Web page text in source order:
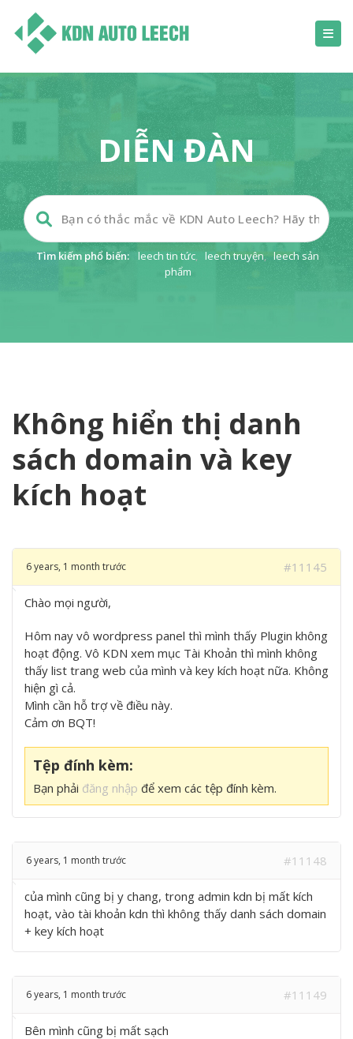
DIỄN ĐÀN
Tìm kiếm phổ biến: leech tin tức, leech truyện, leech sản
phẩm
Không hiển thị danh
sách domain và key
kích hoạt
6 years, 1 month trước #11145
Chào mọi người,
Hôm nay vô wordpress panel thì mình thấy Plugin không
hoạt động. Vô KDN xem mục Tài Khoản thì mình không
thấy list trang web của mình và key kích hoạt nữa. Không
hiện gì cả.
Mình cần hỗ trợ về điều này.
Cảm ơn BQT!
Tệp đính kèm:
Bạn phải đăng nhập để xem các tệp đính kèm.
6 years, 1 month trước #11148
của mình cũng bị y chang, trong admin kdn bị mất kích
hoạt, vào tài khoản kdn thì không thấy danh sách domain
+ key kích hoạt
6 years, 1 month trước #11149
Bên mình cũng bị mất sạch